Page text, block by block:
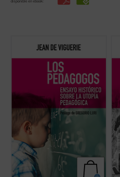
disponible en ebook:
Jean de Viguerie ilumina a los padres sobre
lo que han hecho algunos de los más
como Freinet, Ferrière, Piaget, Meirieu:
desarrollar los sistemas utópicos
propuestos hace siglos por pensadores
(ver ficha)
la